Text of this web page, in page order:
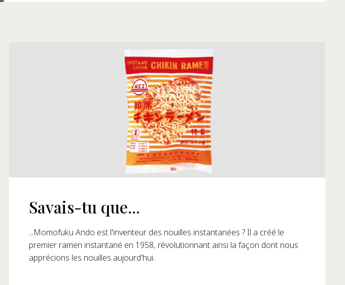
Savais-tu que...
...Momofuku Ando est l'inventeur des nouilles instantanées ? Il a créé le
premier ramen instantané en 1958, révolutionnant ainsi la façon dont nous
apprécions les nouilles aujourd'hui.